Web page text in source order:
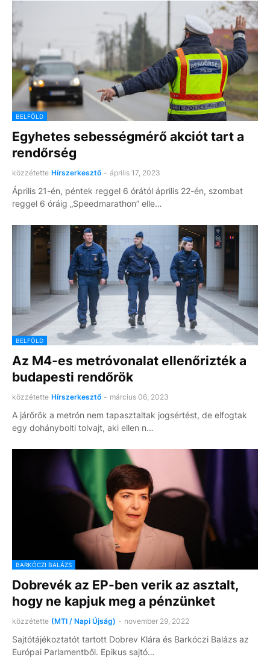
BELFÖLD
Egyhetes sebességmérő akciót tart a
rendőrség
közzétette Hírszerkesztő - április 17, 2023
Április 21-én, péntek reggel 6 órától április 22-én, szombat
reggel 6 óráig „Speedmarathon” elle…
BELFÖLD
Az M4-es metróvonalat ellenőrizték a
budapesti rendőrök
közzétette Hírszerkesztő - március 06, 2023
A járőrök a metrón nem tapasztaltak jogsértést, de elfogtak
egy dohánybolti tolvajt, aki ellen n…
BARKÓCZI BALÁZS
Dobrevék az EP-ben verik az asztalt,
hogy ne kapjuk meg a pénzünket
közzétette (MTI / Napi Újság) - november 29, 2022
Sajtótájékoztatót tartott Dobrev Klára és Barkóczi Balázs az
Európai Parlamentből. Epikus sajtó…